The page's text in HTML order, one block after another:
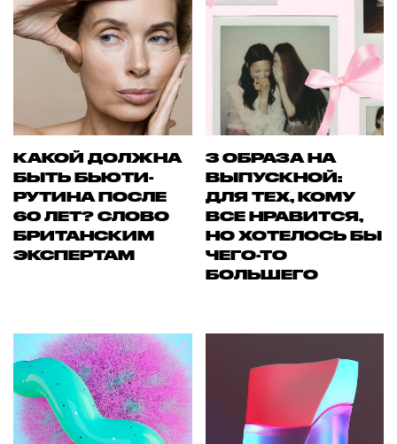
КАКОЙ ДОЛЖНА
БЫТЬ БЬЮТИ-
РУТИНА ПОСЛЕ
60 ЛЕТ? СЛОВО
БРИТАНСКИМ
ЭКСПЕРТАМ
3 ОБРАЗА НА
ВЫПУСКНОЙ:
ДЛЯ ТЕХ, КОМУ
ВСЕ НРАВИТСЯ,
НО ХОТЕЛОСЬ БЫ
ЧЕГО-ТО
БОЛЬШЕГО